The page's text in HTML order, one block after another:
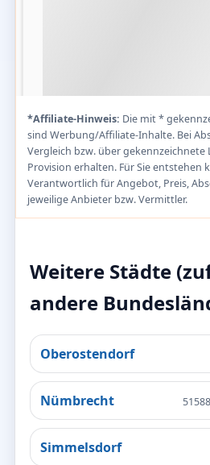
*Affiliate-Hinweis: Die mit *
sind Werbung/Affiliate-Inhalte. Bei
Vergleich bzw. über gekennzeichnete
Provision erhalten. Für Sie entstehen
Verantwortlich für Angebot, Preis,
jeweilige Anbieter bzw. Vermittler.
Weitere Städte
andere
Oberostendorf
Nümbrecht
Simmelsdorf